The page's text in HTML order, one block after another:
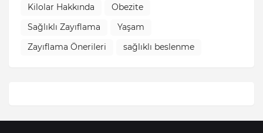
Kilolar Hakkında
Obezite
Sağlıklı Zayıflama
Yaşam
Zayıflama Önerileri
sağlıklı beslenme